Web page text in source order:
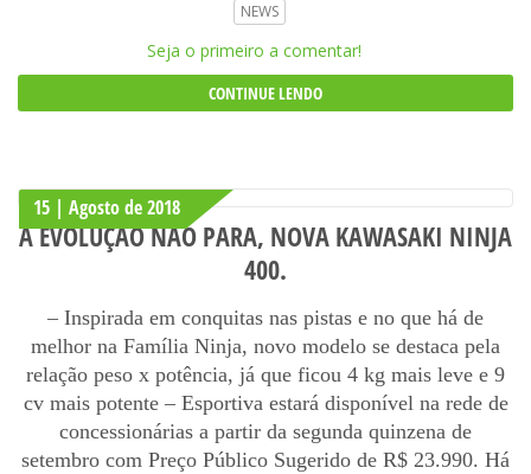
NEWS
Seja o primeiro a comentar!
CONTINUE LENDO
15 | Agostode2018
A EVOLUÇÃO NÃO PARA, NOVA KAWASAKI NINJA
400.
– Inspirada em conquitas nas pistas e no que há de
melhor na Família Ninja, novo modelo se destaca pela
relação peso x potência, já que ficou 4 kg mais leve e 9
cv mais potente – Esportiva estará disponível na rede de
concessionárias a partir da segunda quinzena de
setembro com Preço Público Sugerido de R$ 23.990. Há